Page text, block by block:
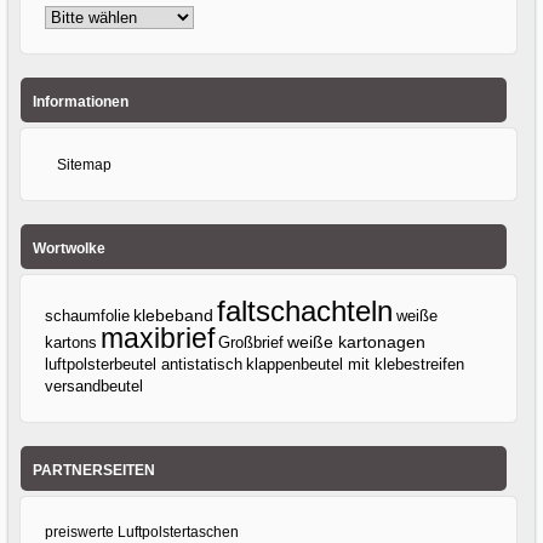
Informationen
Sitemap
Wortwolke
schaumfolie klebeband faltschachteln weiße
kartons maxibrief Großbrief weiße kartonagen
luftpolsterbeutel antistatisch klappenbeutel mit klebestreifen
versandbeutel
PARTNERSEITEN
preiswerte Luftpolstertaschen